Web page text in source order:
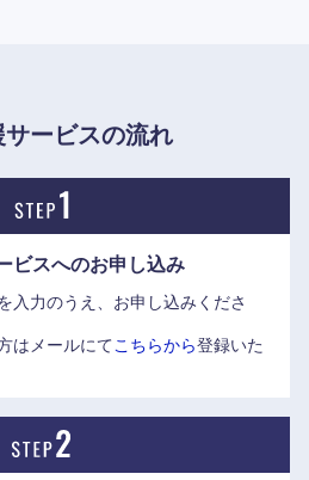
ービスの流れ
ビスへのお申し込み
入力のうえ、お申し込みくださ
はメールにてこちらから登録いた